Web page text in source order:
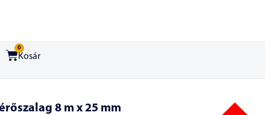
0
Kosár
8 m x 25 mm